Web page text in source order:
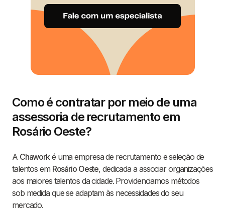
Como é contratar por meio de uma
assessoria de recrutamento em
Rosário Oeste?
A Chaworké uma empresa de recrutamento e seleção de
talentos em Rosário Oeste, dedicada a associar organizações
aos maiores talentos da cidade. Providenciamos métodos
sob medida que se adaptam às necessidades do seu
mercado.